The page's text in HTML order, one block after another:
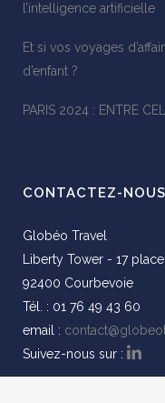
l’intelligence artificielle
Et si vos voyages
d’enfant ?
PARIS 2024 : ENTRE
CONTACTEZ-NOUS
Globéo Travel
Liberty Tower - 17
92400 Courbevoie
Tél. : 01 76 49 43 60
email :
Suivez-nous sur :